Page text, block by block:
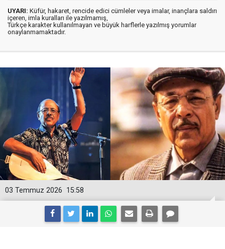
UYARI: Küfür, hakaret, rencide edici cümleler veya imalar, inançlara saldırı
içeren, imla kuralları ile yazılmamış,
Türkçe karakter kullanılmayan ve büyük harflerle yazılmış yorumlar
onaylanmamaktadır.
15:58
03 Temmuz 2026